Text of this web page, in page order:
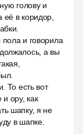
голову и
в коридор,
и говорила
а вы
То есть вот
ору, как
шапку, я не
в шапке.